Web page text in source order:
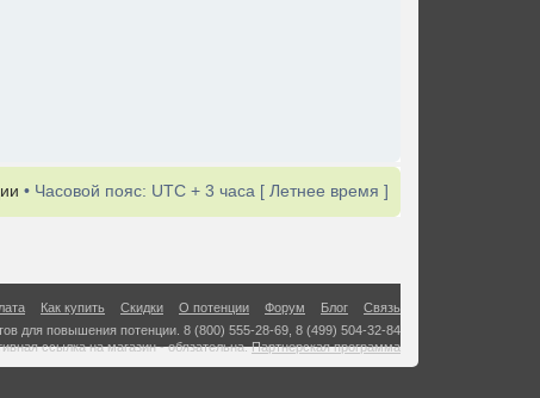
• Часовой пояс: UTC + 3 часа [ Летнее время ]
Как купить Скидки О потенции Форум Блог
Связь
для повышения потенции. 8 (800) 555-28-69, 8 (499) 504-32-84
ссылка на магазин - обязательна.Партнерская программа